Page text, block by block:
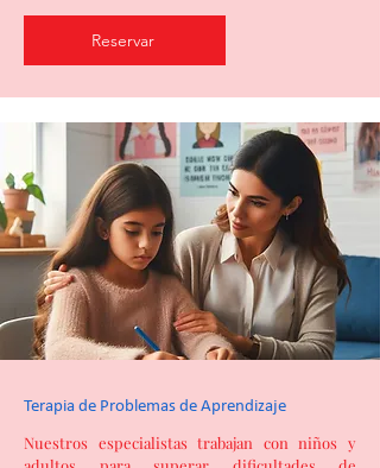
Reservar
Terapia de Problemas de Aprendizaje
Nuestros especialistas trabajan con niños y